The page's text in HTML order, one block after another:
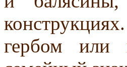
гербом или